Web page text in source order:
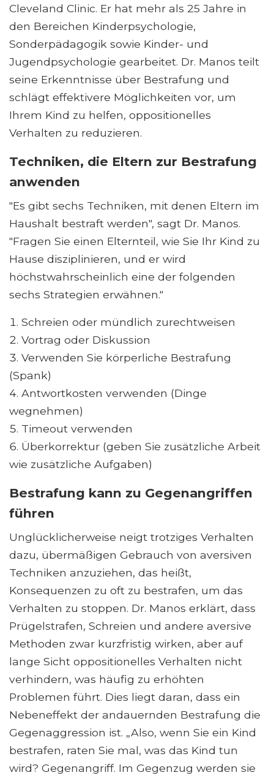
Cleveland Clinic. Er hat mehr als 25 Jahre in
den Bereichen Kinderpsychologie,
Sonderpädagogik sowie Kinder- und
Jugendpsychologie gearbeitet. Dr. Manos teilt
seine Erkenntnisse über Bestrafung und
schlägt effektivere Möglichkeiten vor, um
Ihrem Kind zu helfen, oppositionelles
Verhalten zu reduzieren.
Techniken, die Eltern zur Bestrafung
anwenden
"Es gibt sechs Techniken, mit denen Eltern im
Haushalt bestraft werden", sagt Dr. Manos.
"Fragen Sie einen Elternteil, wie Sie Ihr Kind zu
Hause disziplinieren, und er wird
höchstwahrscheinlich eine der folgenden
sechs Strategien erwähnen."
Schreien oder mündlich zurechtweisen
Vortrag oder Diskussion
Verwenden Sie körperliche Bestrafung
(Spank)
Antwortkosten verwenden (Dinge
wegnehmen)
Timeout verwenden
Überkorrektur (geben Sie zusätzliche Arbeit
wie zusätzliche Aufgaben)
Bestrafung kann zu Gegenangriffen
führen
Unglücklicherweise neigt trotziges Verhalten
dazu, übermäßigen Gebrauch von aversiven
Techniken anzuziehen, das heißt,
Konsequenzen zu oft zu bestrafen, um das
Verhalten zu stoppen. Dr. Manos erklärt, dass
Prügelstrafen, Schreien und andere aversive
Methoden zwar kurzfristig wirken, aber auf
lange Sicht oppositionelles Verhalten nicht
verhindern, was häufig zu erhöhten
Problemen führt. Dies liegt daran, dass ein
Nebeneffekt der andauernden Bestrafung die
Gegenaggression ist. „Also, wenn Sie ein Kind
bestrafen, raten Sie mal, was das Kind tun
wird? Gegenangriff. Im Gegenzug werden sie